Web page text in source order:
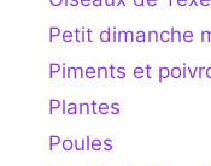
Petit dimanche
Piments et
Plantes
Poules